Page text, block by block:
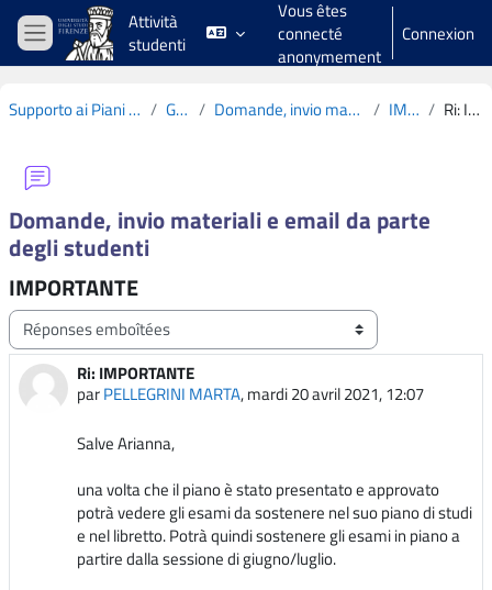
Passer au contenu principal
Panneau latéral
Attività
studenti
Vous êtes
connecté
anonymement
Connexion
Supporto ai Piani di Studio CdS L19 2020-2021 Généralités Domande, invio materiali e email da parte degli studenti IMPORTANTE Ri: IMPORTANTE
Domande, invio materiali e email da parte
degli studenti
IMPORTANTE
Type d’affichage
Ri: IMPORTANTE
parPELLEGRINI MARTA,mardi 20 avril 2021, 12:07
Nombre de réponses : 0
Salve Arianna,
una volta che il piano è stato presentato e approvato
potrà vedere gli esami da sostenere nel suo piano di studi
e nel libretto. Potrà quindi sostenere gli esami in piano a
partire dalla sessione di giugno/luglio.